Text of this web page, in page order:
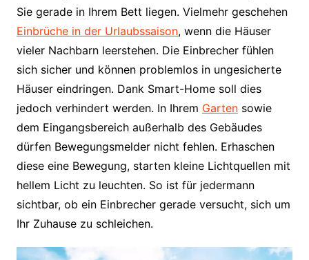
Sie gerade in Ihrem Bett liegen. Vielmehr geschehen
Einbrüche in der Urlaubssaison, wenn die Häuser
vieler Nachbarn leerstehen. Die Einbrecher fühlen
sich sicher und können problemlos in ungesicherte
Häuser eindringen. Dank Smart-Home soll dies
jedoch verhindert werden. In Ihrem Gartensowie
dem Eingangsbereich außerhalb des Gebäudes
dürfen Bewegungsmelder nicht fehlen. Erhaschen
diese eine Bewegung, starten kleine Lichtquellen mit
hellem Licht zu leuchten. So ist für jedermann
sichtbar, ob ein Einbrecher gerade versucht, sich um
Ihr Zuhause zu schleichen.